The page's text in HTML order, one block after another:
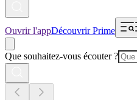
Ouvrir l'appDécouvrir Prime
Que souhaitez-vous écouter ?